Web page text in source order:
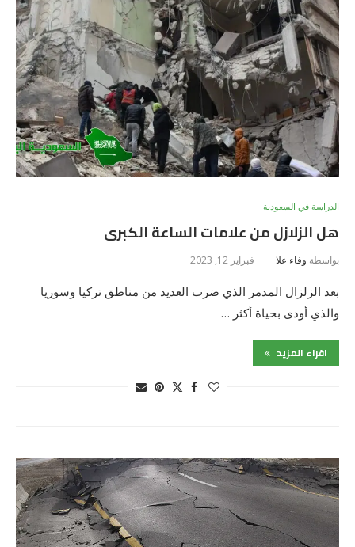
الدراسة في السعودية
هل الزلازل من علامات الساعة الكبرى
بواسطة وفاء علا فبراير 12, 2023
بعد الزلزال المدمر الذي ضرب العديد من مناطق تركيا وسوريا
والذي أودى بحياة أكثر …
اقراء المزيد